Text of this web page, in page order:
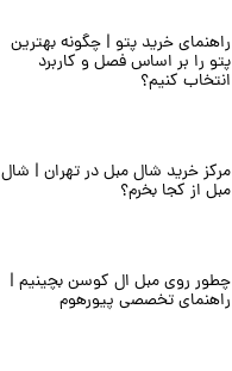
راهنمای خرید پتو | چگونه بهترین
پتو را بر اساس فصل و کاربرد
انتخاب کنیم؟
مرکز خرید شال مبل در تهران | شال
مبل از کجا بخرم؟
چطور روی مبل ال کوسن بچینیم |
راهنمای تخصصی پیورهوم